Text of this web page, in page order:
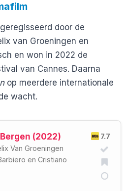
door de
van Groeningen en
en won in 2022 de
van Cannes. Daarna
op meerdere internationale
wacht.
7.7
(2022)
Van Groeningen
en Cristiano